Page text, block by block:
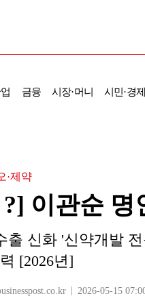
금융 시장·머니 시민·경제
·제약
이관순 명
출 신화 '신약개발
[2026년]
2026-05-15